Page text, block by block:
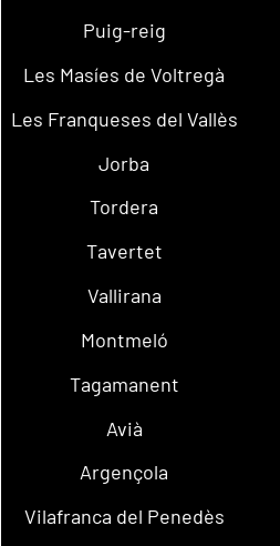
Puig-reig
Les Masíes de Voltregà
Les Franqueses del Vallès
Jorba
Tordera
Tavertet
Vallirana
Montmeló
Tagamanent
Avià
Argençola
Vilafranca del Penedès